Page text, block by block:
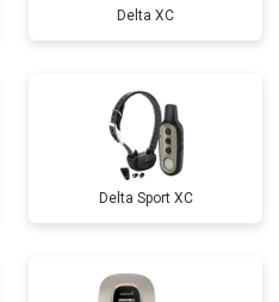
Delta XC
Delta Sport XC